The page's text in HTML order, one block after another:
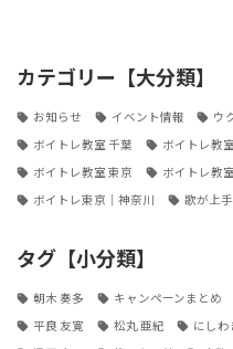
カテゴリー【大分類】
お知らせ イベント情報 ウ
ボイトレ教室 千葉 ボイトレ教
ボイトレ教室 東京 ボイトレ教
ボイトレ東京｜神奈川 歌が上
タグ【小分類】
朝木 奏多 キャンペーンまとめ
平良 友寛 松丸 亜紀 にしわ